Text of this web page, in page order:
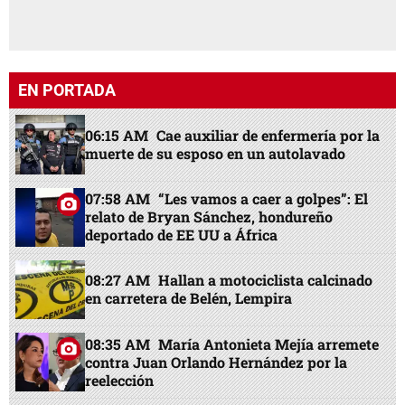
EN PORTADA
06:15 AM Cae auxiliar de enfermería por la
muerte de su esposo en un autolavado
07:58 AM “Les vamos a caer a golpes”: El
relato de Bryan Sánchez, hondureño
deportado de EE UU a África
08:27 AM Hallan a motociclista calcinado
en carretera de Belén, Lempira
08:35 AM María Antonieta Mejía arremete
contra Juan Orlando Hernández por la
reelección